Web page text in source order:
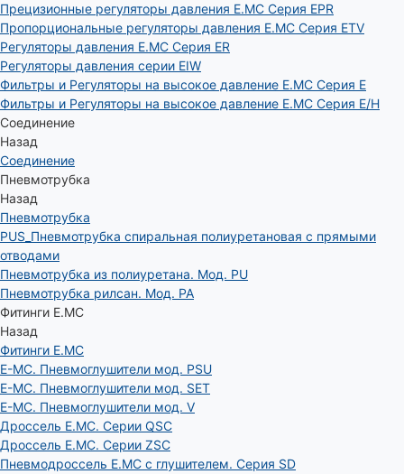
Прецизионные регуляторы давления E.MC Серия EPR
Пропорциональные регуляторы давления E.MC Серия ETV
Регуляторы давления E.MC Серия ER
Регуляторы давления серии EIW
Фильтры и Регуляторы на высокое давление E.MC Серия E
Фильтры и Регуляторы на высокое давление E.MC Серия E/H
Соединение
Назад
Соединение
Пневмотрубка
Назад
Пневмотрубка
PUS_Пневмотрубка спиральная полиуретановая с прямыми
отводами
Пневмотрубка из полиуретана. Мод. РU
Пневмотрубка рилсан. Мод. PA
Фитинги E.MC
Назад
Фитинги E.MC
E-MC. Пневмоглушители мод. PSU
E-MC. Пневмоглушители мод. SET
E-MC. Пневмоглушители мод. V
Дроссель E.MC. Серии QSC
Дроссель E.MC. Серии ZSC
Пневмодроссель E.MC с глушителем. Серия SD